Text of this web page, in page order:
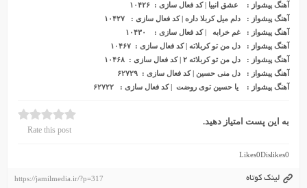
آهنگ پیشواز : عشق انبیا | کد فعال سازی : ۱۰۴۲۶
آهنگ پیشواز : دلم میل کربلا داره | کد فعال سازی : ۱۰۴۲۷
آهنگ پیشواز : غم خرابه | کد فعال سازی : ۱۰۴۳۰
آهنگ پیشواز : دل من تو کربلاته | کد فعال سازی : ۱۰۴۶۷
آهنگ پیشواز : دل من تو کربلاته ۲ | کد فعال سازی : ۱۰۴۶۸
آهنگ پیشواز : دل منی حسین | کد فعال سازی : ۶۲۷۲۹
آهنگ پیشواز : یا حسین توی روضت | کد فعال سازی : ۶۲۷۲۲
به این پست امتیاز دهید.
Rate this post
Likes0Dislikes0
لینک کوتاه https://jamilmedia.ir/?p=317